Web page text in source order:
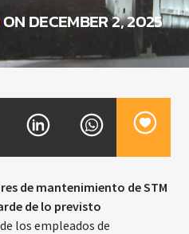
ON DECEMBER 2, 2025
de mantenimiento de STM
de lo previsto
los empleados de